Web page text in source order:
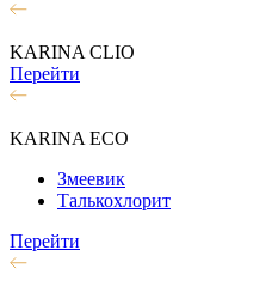
KARINA CLIO
Перейти
KARINA ECO
Змеевик
Талькохлорит
Перейти